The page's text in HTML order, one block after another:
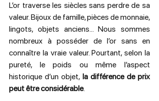
L’or traverse les siècles sans perdre de sa
valeur. Bijoux de famille, pièces de monnaie,
lingots, objets anciens… Nous sommes
nombreux à posséder de l’or sans en
connaître la vraie valeur. Pourtant, selon la
pureté, le poids ou même l’aspect
historique d’un objet, la différence de prix
peut être considérable.